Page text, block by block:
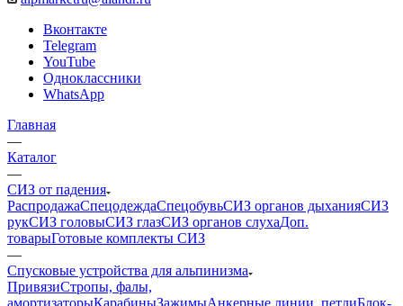
Вконтакте
Telegram
YouTube
Одноклассники
WhatsApp
Главная
—
Каталог
—
СИЗ от падения
РаспродажаСпецодеждаСпецобувьСИЗ органов дыханияСИЗ
рукСИЗ головыСИЗ глазСИЗ органов слухаДоп.
товарыГотовые комплекты СИЗ
—
Спусковые устройства для альпинизма
ПривязиСтропы, фалы,
амортизаторыКарабиныЗажимыАнкерные линии, петлиБлок-